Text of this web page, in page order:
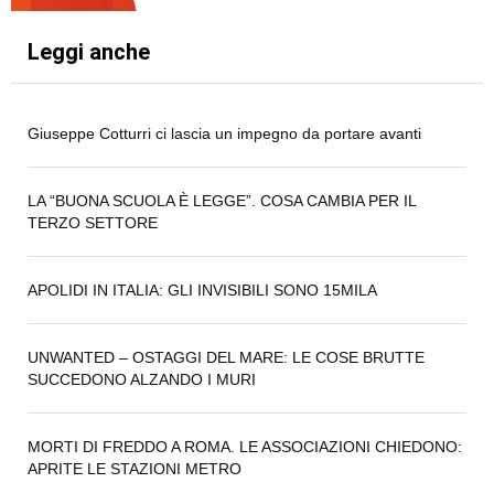
Leggi anche
Giuseppe Cotturri ci lascia un impegno da portare avanti
LA “BUONA SCUOLA È LEGGE”. COSA CAMBIA PER IL
TERZO SETTORE
APOLIDI IN ITALIA: GLI INVISIBILI SONO 15MILA
UNWANTED – OSTAGGI DEL MARE: LE COSE BRUTTE
SUCCEDONO ALZANDO I MURI
MORTI DI FREDDO A ROMA. LE ASSOCIAZIONI CHIEDONO:
APRITE LE STAZIONI METRO